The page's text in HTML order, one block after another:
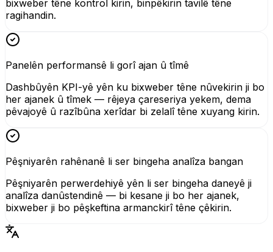
bixweber têne kontrol kirin, binpêkirin tavilê têne
ragihandin.
Panelên performansê li gorî ajan û tîmê
Dashbûyên KPI-yê yên ku bixweber têne nûvekirin ji bo
her ajanek û tîmek — rêjeya çareseriya yekem, dema
pêvajoyê û razîbûna xerîdar bi zelalî têne xuyang kirin.
Pêşniyarên rahênanê li ser bingeha analîza bangan
Pêşniyarên perwerdehiyê yên li ser bingeha daneyê ji
analîza danûstendinê — bi kesane ji bo her ajanek,
bixweber ji bo pêşkeftina armanckirî têne çêkirin.